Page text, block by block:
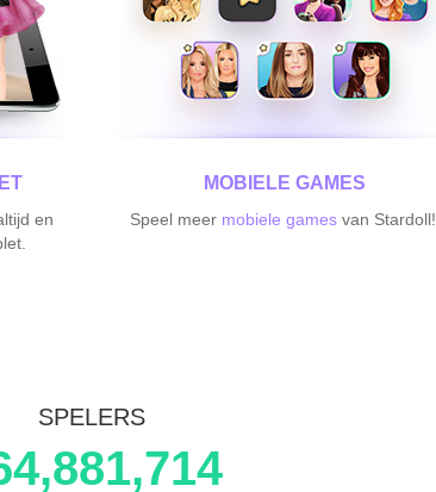
en
MOBIELE GAMES
Speel meer mobiele gamesvan Stardoll!
SPELERS